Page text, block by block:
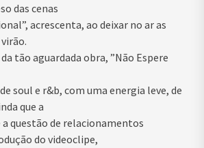
das cenas
acrescenta, ao deixar no ar as
tão aguardada obra, ”Não Espere
soul e r&b, com uma energia leve, de
que a
questão de relacionamentos
do videoclipe,